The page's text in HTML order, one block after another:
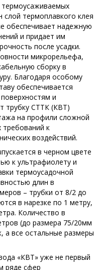
термоусаживаемых
термоплавкого клея
обеспечивает надежную
и придает им
после усадки.
микрорельефа,
сборку в
Благодаря особому
обеспечивается
и
трубку СТТК (КВТ)
на профили сложной
к
воздействий.
в черном цвете
к ультрафиолету и
термоусадочной
длин в
– трубки от 8/2 до
в нарезке по 1 метру,
Количество в
(до размера 75/20мм
а все остальные размеры
«КВТ» уже не первый
ряде сфер